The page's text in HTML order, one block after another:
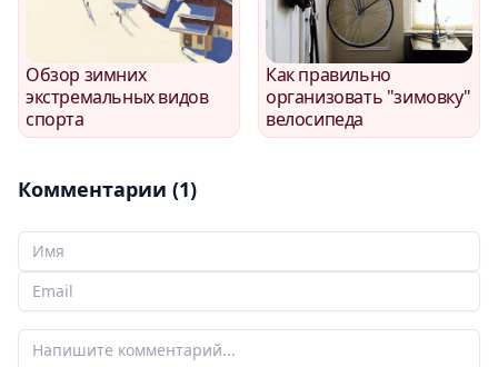
Обзор зимних
экстремальных видов
спорта
Как правильно
организовать "зимовку"
велосипеда
Комментарии (1)
Ваше Имя
Ваш email
Ваш комментарий